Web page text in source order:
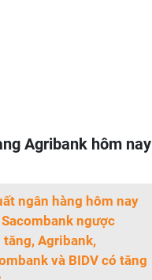
Agribank hôm nay
ngân hàng hôm nay
ngược
tăng, Agribank,
và BIDV có tăng